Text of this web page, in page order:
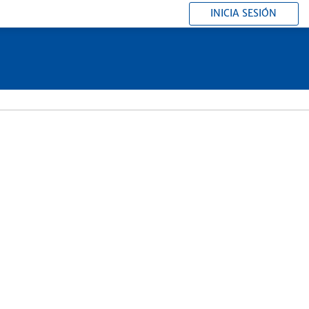
INICIA SESIÓN